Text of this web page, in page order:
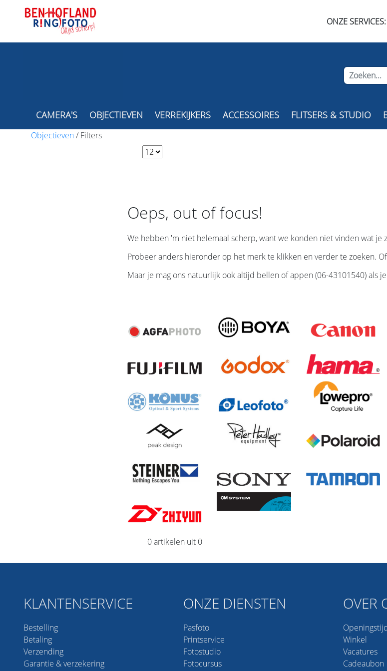
ONZE SERVICES:
CAMERA'S OBJECTIEVEN VERREKIJKERS ACCESSOIRES FLITSERS & STUDIO
Objectieven/ Filters
Oeps, out of focus!
We hebben 'm niet helemaal scherp, want we konden niet vinden wat je
Probeer anders hieronder op het merk te klikken en verder te zoeken.
Maar je mag ons natuurlijk ook altijd bellen of appen (06-43101540) als
0 artikelen uit 0
KLANTENSERVICE
Bestelling
Betaling
Verzending
Garantie & verzekering
ONZE DIENSTEN
Pasfoto
Printservice
Fotostudio
Fotocursus
OVER
Winkel
Vacatures
Cadeaubon